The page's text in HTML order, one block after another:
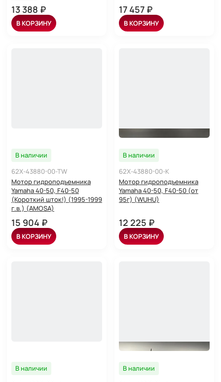
13 388 ₽
В КОРЗИНУ
17 457 ₽
В КОРЗИНУ
В наличии
62X-43880-00-TW
Мотор гидроподъемника
Yamaha 40-50, F40-50
(Короткий шток!) (1995-1999
г.в.) (AMOSA)
15 904 ₽
В КОРЗИНУ
В наличии
62X-43880-00-K
Мотор гидроподъемника
Yamaha 40-50, F40-50 (от
95г) (WUHU)
12 225 ₽
В КОРЗИНУ
В наличии
В наличии